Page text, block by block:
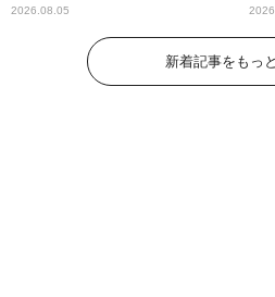
紹介
2026.08.05
新着記事をもっ